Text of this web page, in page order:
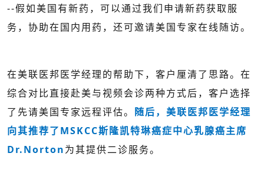
--假如美国有新药，可以通过我们申请新药获取服
务，协助在国内用药，还可邀请美国专家在线随访。
在美联医邦医学经理的帮助下，客户厘清了思路。在
综合对比直接赴美与视频会诊两种方式后，客户选择
了先请美国专家远程评估。 随后，美联医邦医学经理
向其推荐了MSKCC斯隆凯特琳癌症中心乳腺癌主席
Dr.Norton为其提供二诊服务。